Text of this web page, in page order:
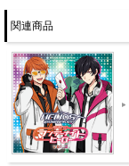
「HELIOS
ロー」の3周年
したクリアファ
関連商品